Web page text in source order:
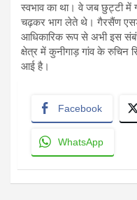
स्वभाव का था। वे जब छुट्टी में
चढ़कर भाग लेते थे। गैरसैंण
आधिकारिक रूप से अभी इस
क्षेत्र में कुनीगाड़ गांव के रुचिन
आई है।
Facebook
WhatsApp